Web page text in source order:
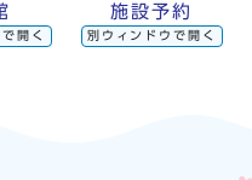
開く
施設予約
別ウィンドウで開く